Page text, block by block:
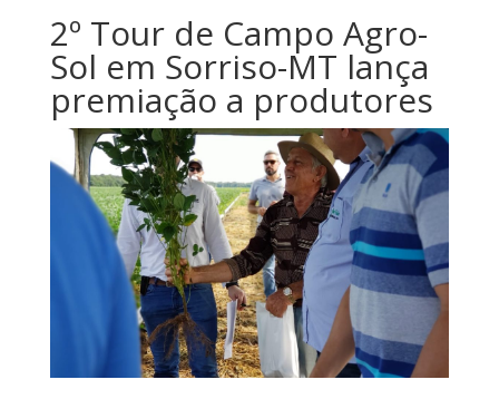
2º Tour de Campo Agro-
Sol em Sorriso-MT lança
premiação a produtores